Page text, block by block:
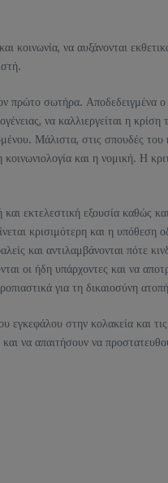
να αυξάνονται
πρώτο σωτήρα. Αποδεδειγμένα
να καλλιεργείται η
Μάλιστα, στις σπουδές
και η νομική. Η
εκτελεστική εξουσία καθώς
κρισιμότερη και η υπόθεση
και αντιλαμβάνονται πότε
οι ήδη υπάρχοντες και να
για τη δικαιοσύνη
στην κολακεία και
να απαιτήσουν να